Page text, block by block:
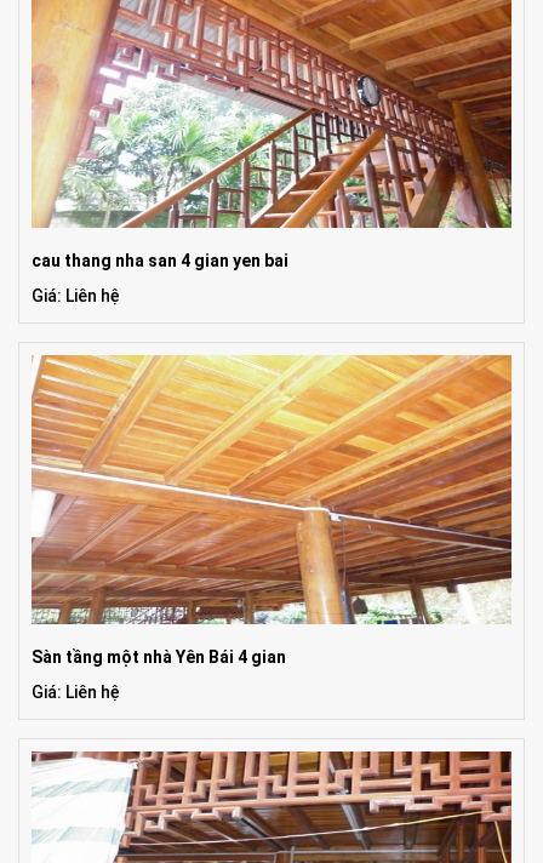
cau thang nha san 4 gian yen bai
Giá: Liên hệ
Sàn tầng một nhà Yên Bái 4 gian
Giá: Liên hệ